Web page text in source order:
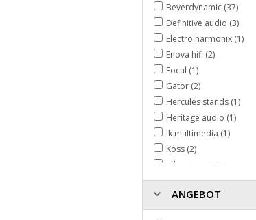
Beyerdynamic (37)
Definitive audio (3)
Electro harmonix (1)
Enova hifi (2)
Focal (1)
Gator (2)
Hercules stands (1)
Heritage audio (1)
Ik multimedia (1)
Koss (2)
Ld systems (6)
M-audio (1)
Mackie (5)
Mooer (1)
ANGEBOT